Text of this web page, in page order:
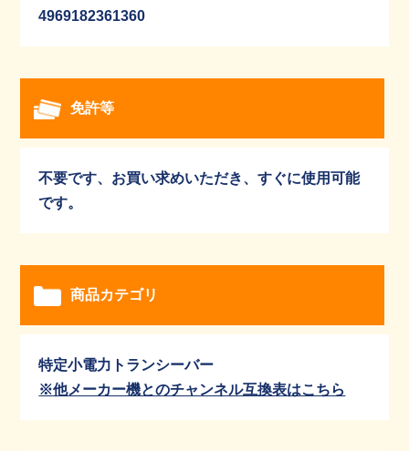
4969182361360
免許等
不要です、お買い求めいただき、すぐに使用可能
です。
商品カテゴリ
特定小電力トランシーバー
※他メーカー機とのチャンネル互換表はこちら